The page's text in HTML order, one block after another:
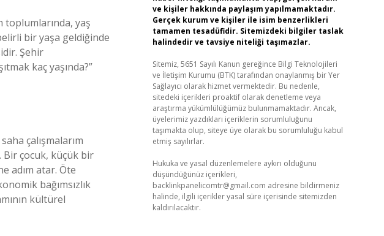
toplumlarında, yaş
bir yaşa geldiğinde
Şehir
kaç yaşında?”
çalışmalarım
Bir çocuk, küçük bir
adım atar. Öte
bağımsızlık
kültürel
ve kişiler hakkında paylaşım yapılmamaktadır.
Gerçek kurum ve kişiler ile isim benzerlikleri
tamamen tesadüfidir. Sitemizdeki bilgiler taslak
halindedir ve tavsiye niteliği taşımazlar.
Sitemiz, 5651 Sayılı Kanun gereğince Bilgi Teknolojileri
ve İletişim Kurumu (BTK) tarafından onaylanmış bir Yer
Sağlayıcı olarak hizmet vermektedir. Bu nedenle,
sitedeki içerikleri proaktif olarak denetleme veya
araştırma yükümlülüğümüz bulunmamaktadır. Ancak,
üyelerimiz yazdıkları içeriklerin sorumluluğunu
taşımakta olup, siteye üye olarak bu sorumluluğu kabul
etmiş sayılırlar.
Hukuka ve yasal düzenlemelere aykırı olduğunu
düşündüğünüz içerikleri,
backlinkpanelicomtr@gmail.com adresine bildirmeniz
halinde, ilgili içerikler yasal süre içerisinde sitemizden
kaldırılacaktır.